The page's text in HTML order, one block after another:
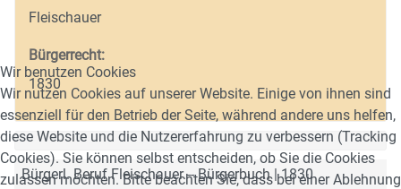
Fleischauer
Bürgerrecht:
1830
Bürgerl. Beruf Fleischauer -- Bürgerbuch | 1830
Wir benutzen Cookies
Wir nutzen Cookies auf unserer Website. Einige von ihnen sind
essenziell für den Betrieb der Seite, während andere uns helfen,
diese Website und die Nutzererfahrung zu verbessern (Tracking
Cookies). Sie können selbst entscheiden, ob Sie die Cookies
zulassen möchten. Bitte beachten Sie, dass bei einer Ablehnung